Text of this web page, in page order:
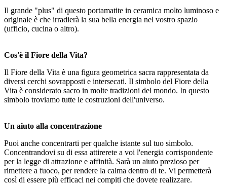
Il grande "plus" di questo portamatite in ceramica molto luminoso e
originale è che irradierà la sua bella energia nel vostro spazio
(ufficio, cucina o altro).
Cos'è il Fiore della Vita?
Il Fiore della Vita è una figura geometrica sacra rappresentata da
diversi cerchi sovrapposti e intersecati. Il simbolo del Fiore della
Vita è considerato sacro in molte tradizioni del mondo. In questo
simbolo troviamo tutte le costruzioni dell'universo.
Un aiuto alla concentrazione
Puoi anche concentrarti per qualche istante sul tuo simbolo.
Concentrandovi su di essa attirerete a voi l'energia corrispondente
per la legge di attrazione e affinità. Sarà un aiuto prezioso per
rimettere a fuoco, per rendere la calma dentro di te. Vi permetterà
così di essere più efficaci nei compiti che dovete realizzare.